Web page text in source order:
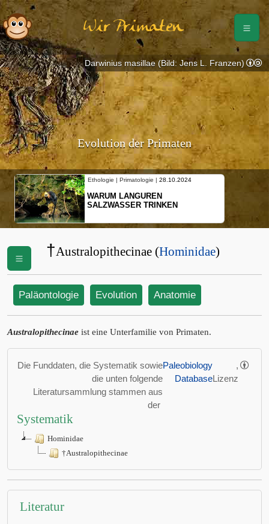
Wir Primaten
Evolution der Primaten
Ethologie | Primatologie | 28.10.2024
WARUM LANGUREN
SALZWASSER TRINKEN
Darwinius masillae (Bild: Jens L. Franzen)
†Australopithecinae (Hominidae)
Paläontologie Evolution Anatomie
Australopithecinae ist eine Unterfamilie von Primaten.
Die Funddaten, die Systematik sowie
die unten folgende
Literatursammlung stammen aus
der
Paleobiology
Database
,
Lizenz
Systematik
Hominidae
†Australopithecinae
Literatur